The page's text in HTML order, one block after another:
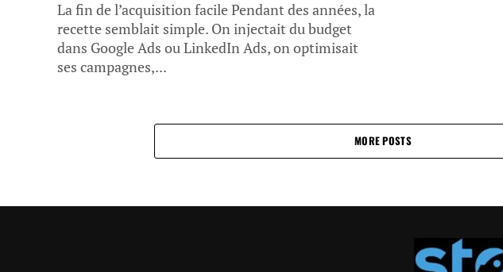
La fin de l’acquisition facile Pendant des années, la
recette semblait simple. On injectait du budget
dans Google Ads ou LinkedIn Ads, on optimisait
ses campagnes,...
MORE POSTS